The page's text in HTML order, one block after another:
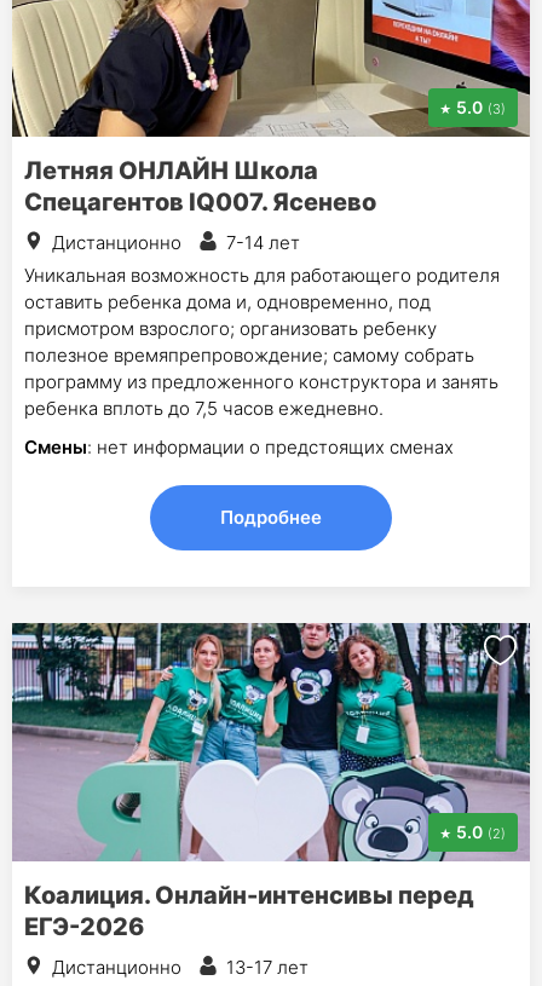
5.0 (3)
Летняя ОНЛАЙН Школа
Спецагентов IQ007. Ясенево
Дистанционно
7-14 лет
Уникальная возможность для работающего родителя
оставить ребенка дома и, одновременно, под
присмотром взрослого; организовать ребенку
полезное времяпрепровождение; самому собрать
программу из предложенного конструктора и занять
ребенка вплоть до 7,5 часов ежедневно.
Смены: нет информации о предстоящих сменах
Подробнее
5.0 (2)
Коалиция. Онлайн-интенсивы перед
ЕГЭ-2026
Дистанционно
13-17 лет